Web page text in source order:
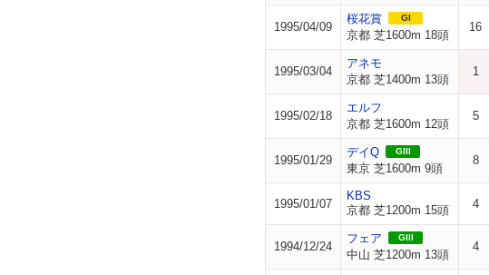
1995/04/09
桜花賞 GI
京都 芝1600m 18頭
16
1995/03/04
アネモ
京都 芝1400m 13頭
1
1995/02/18
エルフ
京都 芝1600m 12頭
5
1995/01/29
デイQ GIII
東京 芝1600m 9頭
8
1995/01/07
KBS
京都 芝1200m 15頭
4
1994/12/24
フェア GIII
中山 芝1200m 13頭
4